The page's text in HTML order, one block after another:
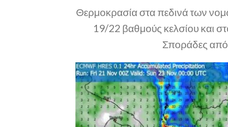
Θερμοκρασία στα πεδινά των
19/22 βαθμούς κελσίου και
Σποράδες